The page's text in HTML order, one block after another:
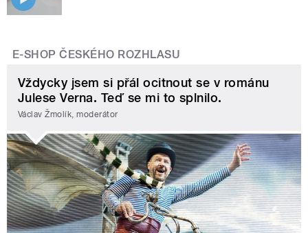
E-SHOP ČESKÉHO ROZHLASU
Vždycky jsem si přál ocitnout se v románu
Julese Verna. Teď se mi to splnilo.
Václav Žmolík, moderátor